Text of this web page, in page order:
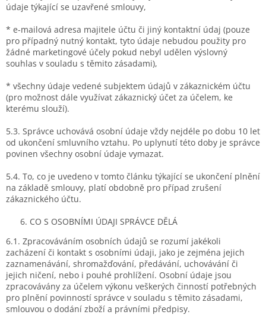
údaje týkající se uzavřené smlouvy,
* e-mailová adresa majitele účtu či jiný kontaktní údaj (pouze
pro případný nutný kontakt, tyto údaje nebudou použity pro
žádné marketingové účely pokud nebyl udělen výslovný
souhlas v souladu s těmito zásadami),
* všechny údaje vedené subjektem údajů v zákaznickém účtu
(pro možnost dále využívat zákaznický účet za účelem, ke
kterému slouží).
5.3. Správce uchovává osobní údaje vždy nejdéle po dobu 10 let
od ukončení smluvního vztahu. Po uplynutí této doby je správce
povinen všechny osobní údaje vymazat.
5.4. To, co je uvedeno v tomto článku týkající se ukončení plnění
na základě smlouvy, platí obdobně pro případ zrušení
zákaznického účtu.
CO S OSOBNÍMI ÚDAJI SPRÁVCE DĚLÁ
6.1. Zpracováváním osobních údajů se rozumí jakékoli
zacházení či kontakt s osobními údaji, jako je zejména jejich
zaznamenávání, shromažďování, předávání, uchovávání či
jejich ničení, nebo i pouhé prohlížení. Osobní údaje jsou
zpracovávány za účelem výkonu veškerých činností potřebných
pro plnění povinností správce v souladu s těmito zásadami,
smlouvou o dodání zboží a právními předpisy.